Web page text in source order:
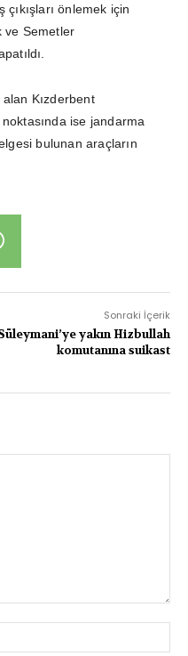
önlemek için
ve Semetler
alan Kızderbent
ise jandarma
bulunan araçların
Sonraki İçerik
yakın Hizbullah
komutanına suikast